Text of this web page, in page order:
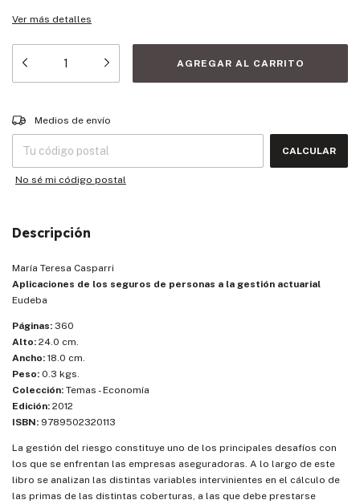
Ver más detalles
Entregas para el CP:
Medios de envío
CALCULAR
No sé mi código postal
Descripción
María Teresa Casparri
Aplicaciones de los seguros de personas a la gestión actuarial
Eudeba
Páginas: 360
Alto: 24.0 cm.
Ancho: 18.0 cm.
Peso: 0.3 kgs.
Colección: Temas - Economía
Edición: 2012
ISBN: 9789502320113
La gestión del riesgo constituye uno de los principales desafíos con
los que se enfrentan las empresas aseguradoras. A lo largo de este
libro se analizan las distintas variables intervinientes en el cálculo de
las primas de las distintas coberturas, a las que debe prestarse